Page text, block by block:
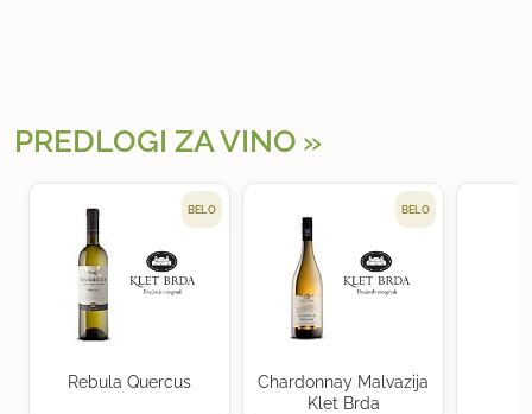
PREDLOGI ZA VINO
BELO
Rebula Quercus
BELO
Chardonnay Malvazija
Klet Brda